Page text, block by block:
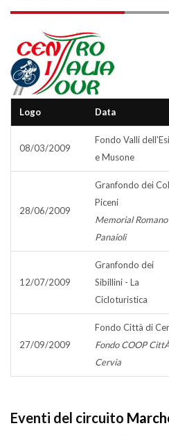
Logo Data
08/03/2009
Fondo Valli
e Musone
28/06/2009
Granfondo dei
Piceni
Memorial Romano
Panaioli
12/07/2009
Granfondo dei
Sibillini - La
Cicloturistica
27/09/2009
Fondo Città di
Fondo COOP
Cervia
Eventi del circuito